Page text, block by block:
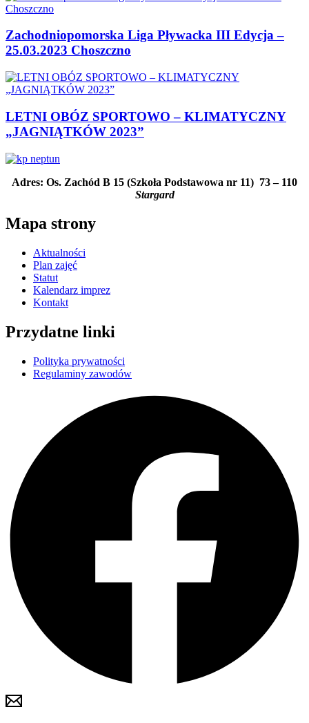
Zachodniopomorska Liga Pływacka III Edycja –
25.03.2023 Choszczno
LETNI OBÓZ SPORTOWO – KLIMATYCZNY
„JAGNIĄTKÓW 2023”
Adres: Os. Zachód B 15 (Szkoła Podstawowa nr 11) 73 – 110
Stargard
Mapa strony
Aktualności
Plan zajęć
Statut
Kalendarz imprez
Kontakt
Przydatne linki
Polityka prywatności
Regulaminy zawodów